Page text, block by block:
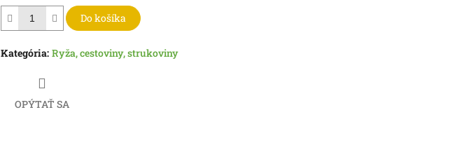
Do košíka
Kategória: Ryža, cestoviny, strukoviny
OPÝTAŤ SA